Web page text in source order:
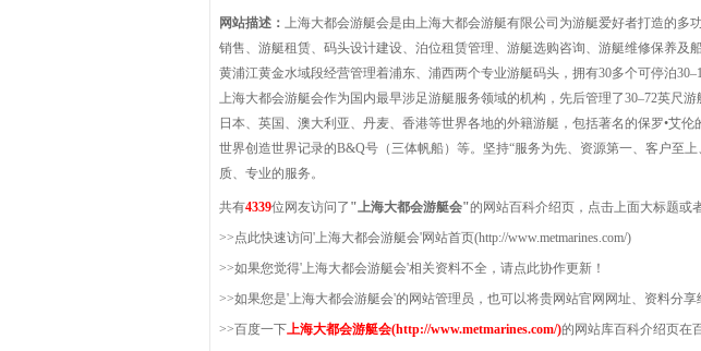
网站描述： 上海大都会游艇会是由上海大都会游艇有限公司为游艇爱好者打造的多
销售、游艇租赁、码头设计建设、泊位租赁管理、游艇选购咨询、游艇维修保养及
黄浦江黄金水域段经营管理着浦东、浦西两个专业游艇码头，拥有30多个可停泊
上海大都会游艇会作为国内最早涉足游艇服务领域的机构，先后管理了30–72英尺游
日本、英国、澳大利亚、丹麦、香港等世界各地的外籍游艇，包括著名的保罗•艾
世界创造世界记录的B&Q号（三体帆船）等。坚持“服务为先、资源第一、客户至
质、专业的服务。
共有4339位网友访问了 "上海大都会游艇会"的网站百科介绍页，点击上面大标题或
>>点此快速访问'上海大都会游艇会'网站首页(http://www.metmarines.com/)
>>如果您觉得'上海大都会游艇会'相关资料不全，请点此协作更新！
>>如果您是'上海大都会游艇会'的网站管理员，也可以将贵网站官网网址、资料分
>>百度一下上海大都会游艇会(http://www.metmarines.com/)的网站库百科介绍页在